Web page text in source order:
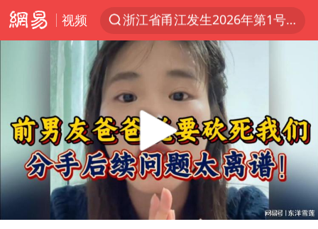
视频
夏日经济乘热而上 消费市场向新而行
王传君 《披荆斩棘》
于东来回应胖东来近25年老店年底关闭
独闯南太行的失联女生最后轨迹已确认
美将每月供乌爱国者拦截导弹
国足U17与阿森纳决赛取消 并列冠军
Play
00:00 13:41